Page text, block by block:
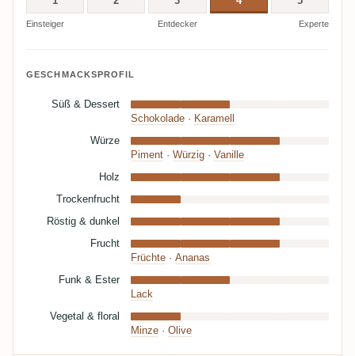
Einsteiger Entdecker Experte
GESCHMACKSPROFIL
Süß & Dessert
Schokolade · Karamell
Würze
Piment · Würzig · Vanille
Holz
Trockenfrucht
Röstig & dunkel
Frucht
Früchte · Ananas
Funk & Ester
Lack
Vegetal & floral
Minze · Olive